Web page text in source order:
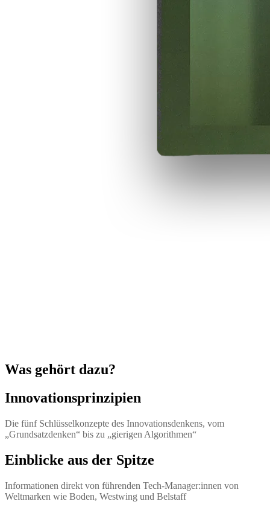
Was gehört dazu?
Innovationsprinzipien
Die fünf Schlüsselkonzepte des Innovationsdenkens, vom
„Grundsatzdenken“ bis zu „gierigen Algorithmen“
Einblicke aus der Spitze
Informationen direkt von führenden Tech-Manager:innen von
Weltmarken wie Boden, Westwing und Belstaff